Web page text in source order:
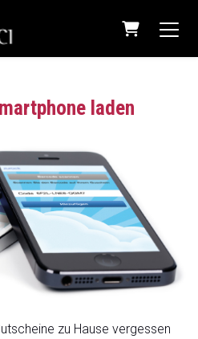
Warenkorb
laden
zu Hause vergessen